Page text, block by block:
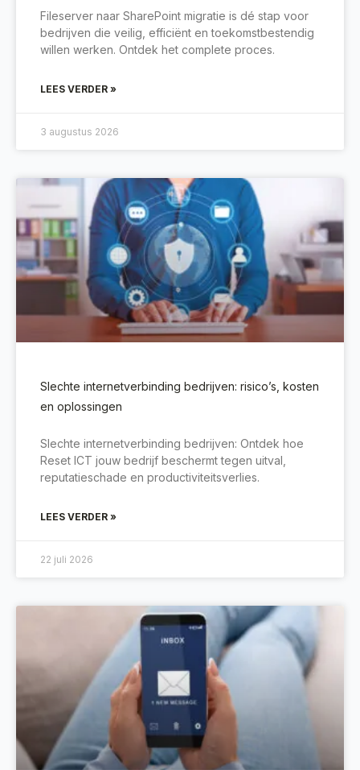
Fileserver naar SharePoint migratie is dé stap voor
bedrijven die veilig, efficiënt en toekomstbestendig
willen werken. Ontdek het complete proces.
LEES VERDER »
3 augustus 2026
Slechte internetverbinding bedrijven: risico’s, kosten
en oplossingen
Slechte internetverbinding bedrijven: Ontdek hoe
Reset ICT jouw bedrijf beschermt tegen uitval,
reputatieschade en productiviteitsverlies.
LEES VERDER »
22 juli 2026